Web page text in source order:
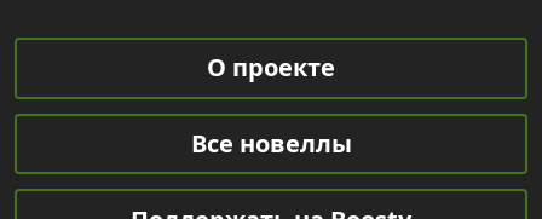
О проекте
Все новеллы